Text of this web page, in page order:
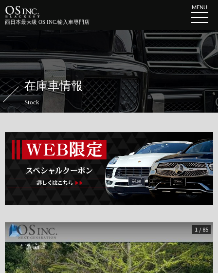
西日本最大級 OS INC.輸入車専門店
MENU
在庫車情報
Stock
1 / 85